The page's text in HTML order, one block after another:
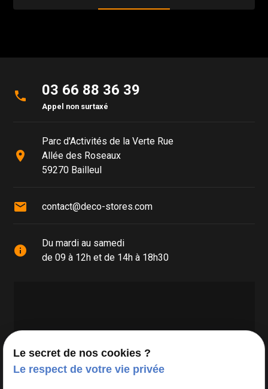
phone 03 66 88 36 39
Appel non surtaxé
place
Parc d'Activités de la Verte Rue
Allée des Roseaux
59270 Bailleul
mail contact@deco-stores.com
info
Du mardi au samedi
de 09 à 12h et de 14h à 18h30
Google Maps Search API est désactivé.
Le secret de nos cookies ?
Le respect de votre vie privée